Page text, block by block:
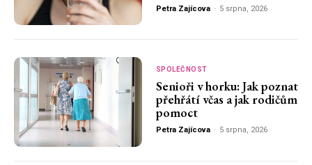
Petra Zajícova - 5 srpna, 2026
SPOLEČNOST
Senioři v horku: Jak poznat
přehřátí včas a jak rodičům
pomoct
Petra Zajícova - 5 srpna, 2026